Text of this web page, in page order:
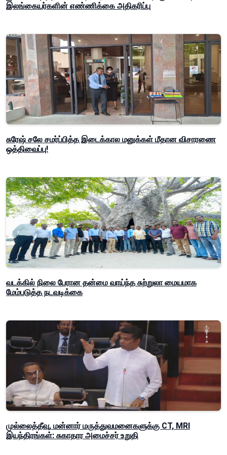
இலங்கையர்களின் எண்ணிக்கை அதிகரிப்பு
சுரேஷ் சலே சமர்ப்பித்த இடைக்கால மனுக்கள் மீதான விசாரணை
ஒத்திவைப்பு!
வடக்கில் நிலை பேரான தன்மை வாய்ந்த சுற்றுலா மையமாக
மேம்படுத்த நடவடிக்கை
முல்லைத்தீவு, மன்னார் மருத்துவமனைகளுக்கு CT, MRI
இயந்திரங்கள்: சுகாதார அமைச்சர் உறுதி